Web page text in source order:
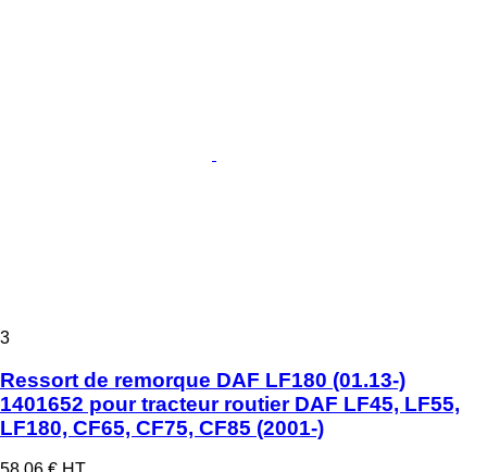
3
Ressort de remorque DAF LF180 (01.13-)
1401652 pour tracteur routier DAF LF45, LF55,
LF180, CF65, CF75, CF85 (2001-)